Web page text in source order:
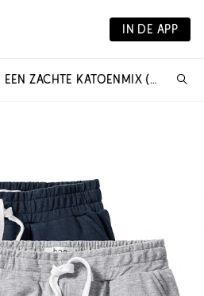
IN DE APP
SWEAT BERMUDA IN EEN ZACHTE KATOENMIX (SET VAN 2)